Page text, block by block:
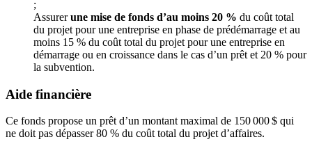
;
Assurerune mise de fonds d’au moins 20 % du coût total
du projet pour une entreprise en phase de prédémarrage et au
moins 15 % du coût total du projet pour une entreprise en
démarrage ou en croissance dans le cas d’un prêt et 20 % pour
la subvention.
Aide financière
Ce fonds propose un prêt d’un montant maximal de 150 000 $ qui
ne doit pas dépasser 80 % du coût total du projet d’affaires.